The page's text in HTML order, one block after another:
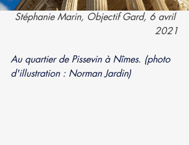
Stéphanie Marin, Objectif Gard, 6 avril
2021
Au quartier de Pissevin à Nîmes. (photo
d'illustration : Norman Jardin)